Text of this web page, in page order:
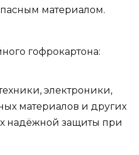
материалом.
гофрокартона:
электроники,
материалов и других
надёжной защиты при